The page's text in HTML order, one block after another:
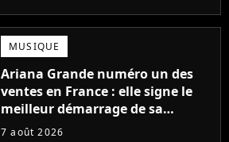
MUSIQUE
Ariana Grande numéro un des
ventes en France : elle signe le
meilleur démarrage de sa
carrière avec son album Petal
7 août 2026